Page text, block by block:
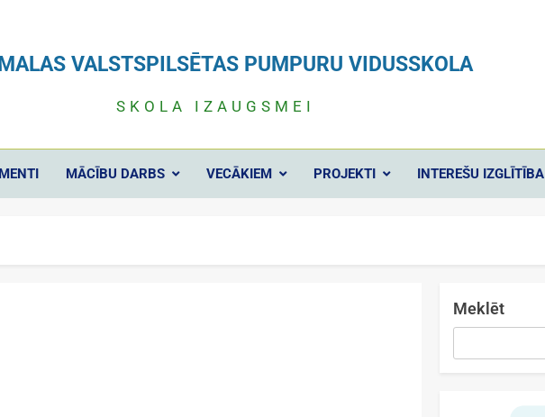
VALSTSPILSĒTAS PUMPURU VIDUSSKOLA
SKOLA IZAUGSMEI
MĀCĪBU DARBS VECĀKIEM PROJEKTI INTEREŠU IZGLĪTĪBA
Meklēt